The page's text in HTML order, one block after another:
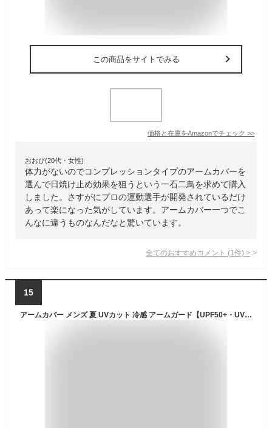
この商品をサイトでみる
価格と在庫をAmazonでチェック >>
おおぴ(20代・女性)
体力がないのでコンプレッションタイプのアームカバーを
選んで日焼け止め効果を狙うという一石二鳥を求めて購入
しました。さすがにプロの運動選手が開発されているだけ
あって楽になった気がしています。アームカバー一つでこ
んなに違うものなんだなと驚いています。
全てのおすすめコメント (1 件) >
15
アームカバー メンズ 夏 UVカット 冷感 アームガード【UPF50+・UVカットカット率99%・ひんやり接触冷感】通気速乾 アームスリーブ 腕カバー 紫外線対策 日焼け防止 ズレない 滑り止め 運転 自転車 ゴルフアウトドア スポーツ (XL, グレー)